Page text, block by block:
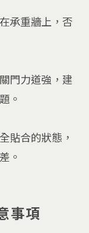
承重牆上，否
門力道強，建
。
貼合的狀態，
。
事項